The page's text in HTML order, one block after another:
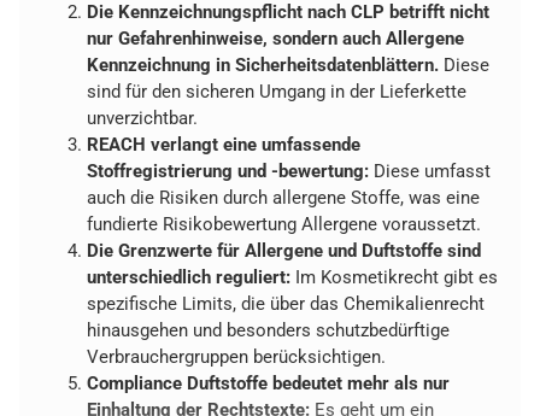
Die Kennzeichnungspflicht nach CLP betrifft nicht
nur Gefahrenhinweise, sondern auch Allergene
Kennzeichnung in Sicherheitsdatenblättern. Diese
sind für den sicheren Umgang in der Lieferkette
unverzichtbar.
REACH verlangt eine umfassende
Stoffregistrierung und -bewertung: Diese umfasst
auch die Risiken durch allergene Stoffe, was eine
fundierte Risikobewertung Allergene voraussetzt.
Die Grenzwerte für Allergene und Duftstoffe sind
unterschiedlich reguliert: Im Kosmetikrecht gibt es
spezifische Limits, die über das Chemikalienrecht
hinausgehen und besonders schutzbedürftige
Verbrauchergruppen berücksichtigen.
Compliance Duftstoffe bedeutet mehr als nur
Einhaltung der Rechtstexte: Es geht um ein